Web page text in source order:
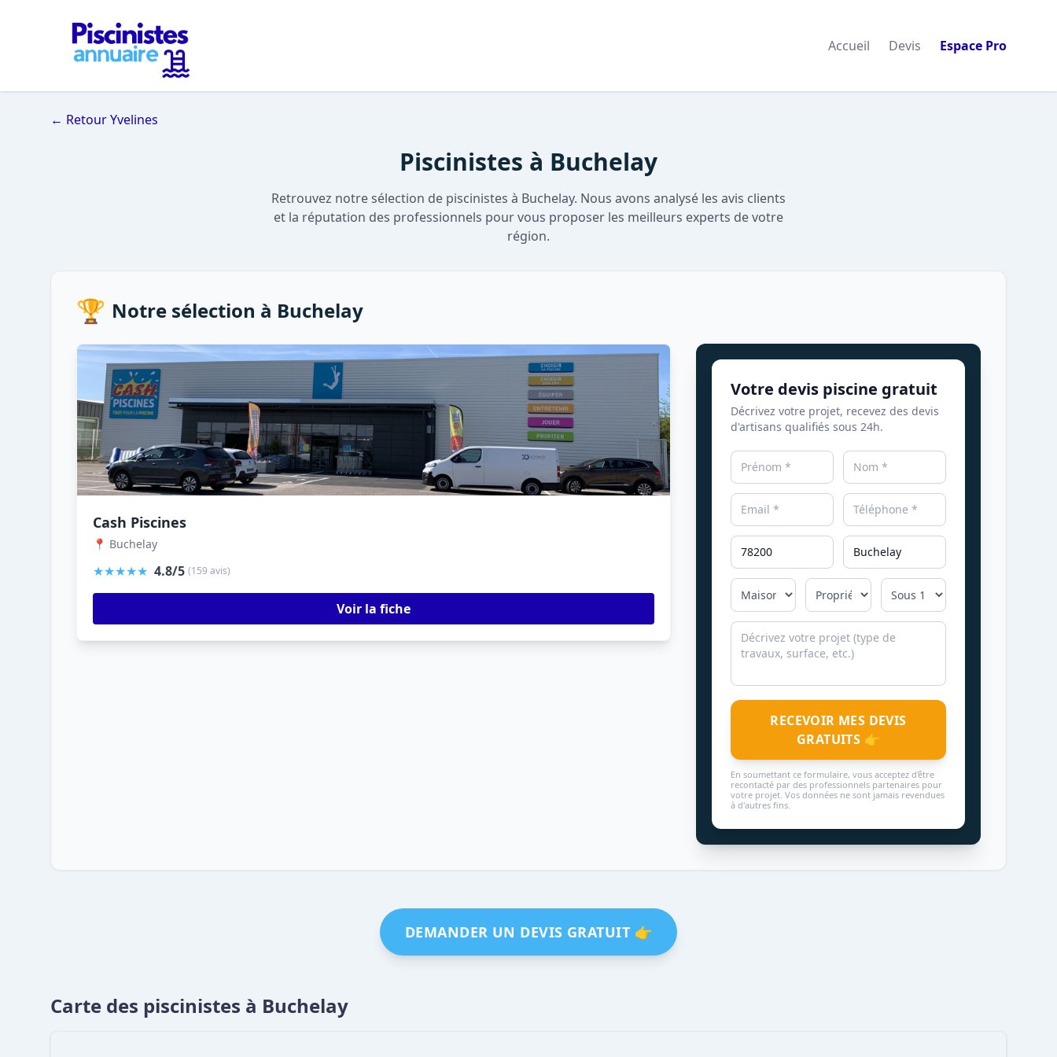
Accueil Devis Espace Pro
← Retour Yvelines
Piscinistes à Buchelay
Retrouvez notre sélection de piscinistes à Buchelay. Nous avons analysé les avis clients
et la réputation des professionnels pour vous proposer les meilleurs experts de votre
région.
🏆 Notre sélection à Buchelay
Cash Piscines
📍 Buchelay
★★★★★ 4.8/5 (159 avis)
Voir la fiche
Votre devis piscine gratuit
Décrivez votre projet, recevez des devis
d'artisans qualifiés sous 24h.
RECEVOIR MES DEVIS
GRATUITS 👉
En soumettant ce formulaire, vous acceptez d'être
recontacté par des professionnels partenaires pour
votre projet. Vos données ne sont jamais revendues
à d'autres fins.
DEMANDER UN DEVIS GRATUIT 👉
Carte des piscinistes à Buchelay